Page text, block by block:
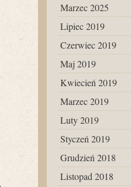
Marzec 2025
Lipiec 2019
Czerwiec 2019
Maj 2019
Kwiecień 2019
Marzec 2019
Luty 2019
Styczeń 2019
Grudzień 2018
Listopad 2018